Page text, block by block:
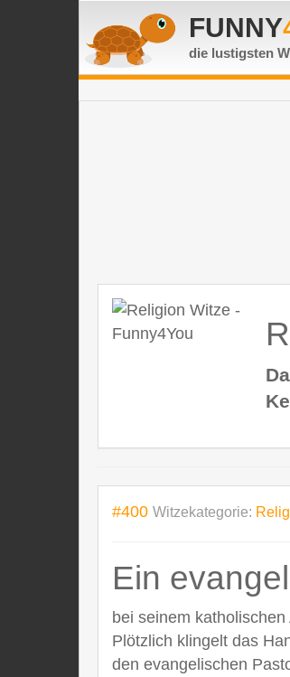
FUNNY
die lustigsten
#400 Witzekategorie:
Ein
bei seinem
Plötzlich klingelt das
den evangelischen